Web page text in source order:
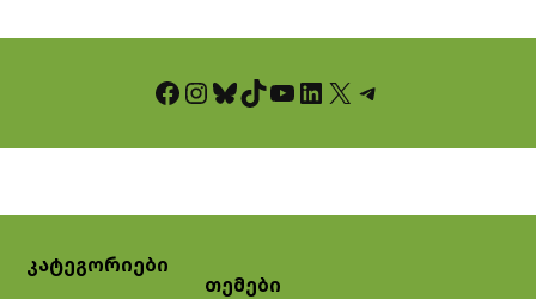
Facebook InstagramBluesky TikTok YouTube LinkedIn X Telegram
კატეგორიები
თემები